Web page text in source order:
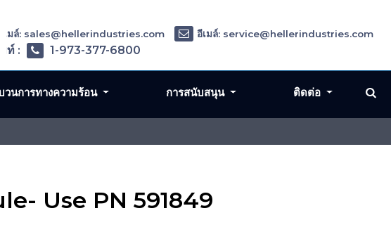
Use PN 591849
อีเมล์: sales@hellerindustries.com อีเมล์: service@hellerindustries.com
ท์ : 1-973-377-6800
วนการทางความร้อน การสนับสนุน ติดต่อ